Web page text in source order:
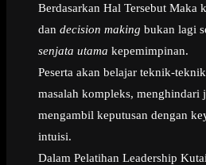
Berdasarkan Hal Tersebut Maka
dan decision making bukan lagi
senjata utama kepemimpinan.
Peserta akan belajar teknik-
masalah kompleks, menghindari
mengambil keputusan dengan
intuisi.
Dalam Pelatihan Leadership